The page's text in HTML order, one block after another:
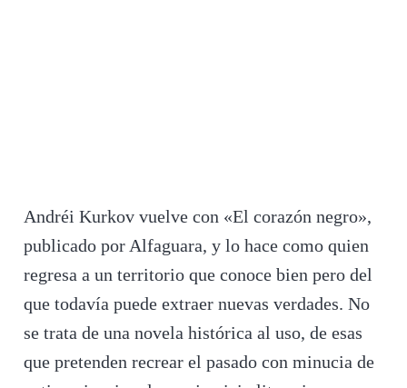
Andréi Kurkov vuelve con «El corazón negro»,
publicado por Alfaguara, y lo hace como quien
regresa a un territorio que conoce bien pero del
que todavía puede extraer nuevas verdades. No
se trata de una novela histórica al uso, de esas
que pretenden recrear el pasado con minucia de